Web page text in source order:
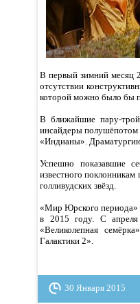
В первый зимний месяц
отсутствии
которой можно было бы
В ближайшие пару-
инсайдеры полушёпотом
«Индианы».
Успешно показавшие
известного
голливудских звёзд.
«Мир Юрского периода»
в 2015 году. С
«Великолепная
Галактики 2».
30 Января 2015